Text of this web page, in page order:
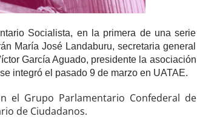
Socialista, en la primera de una serie
María José Landaburu, secretaria general
García Aguado, presidente la asociación
integró el pasado 9 de marzo en UATAE.
el Grupo Parlamentario Confederal de
de Ciudadanos.